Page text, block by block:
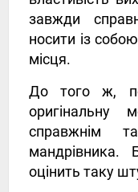
завжди
носити із
місця.
До того ж,
справжнім
мандрівника.
оцінить таку